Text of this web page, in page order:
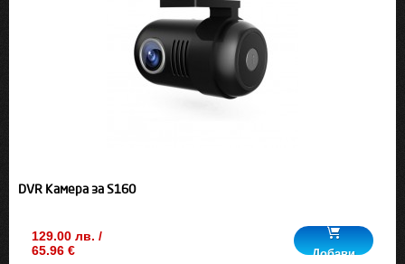
DVR Камера за S160
129.00 лв. /
65.96 €
Добави